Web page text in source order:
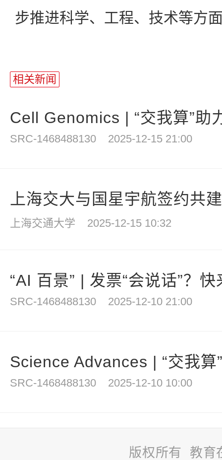
步推进科学、工程、技术等方
相关新闻
Cell Genomics | “交我算”助
SRC-1468488130 2025-12-15 21:00
上海交大与国星宇航签约共
上海交通大学 2025-12-15 10:32
“AI 百景” | 发票“会说话”？
SRC-1468488130 2025-12-10 21:00
Science Advances | “交我算
SRC-1468488130 2025-12-10 10:00
版权所有 教育